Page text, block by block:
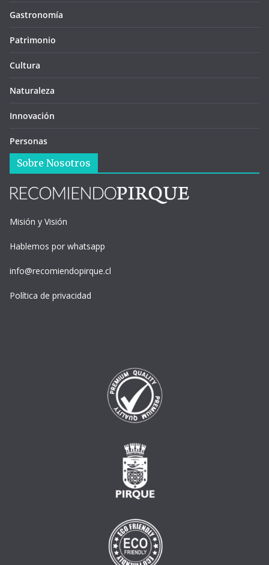
Gastronomía
Patrimonio
Cultura
Naturaleza
Innovación
Personas
Sobre Nosotros
Misión y Visión
Hablemos por whatsapp
info@recomiendopirque.cl
Política de privacidad